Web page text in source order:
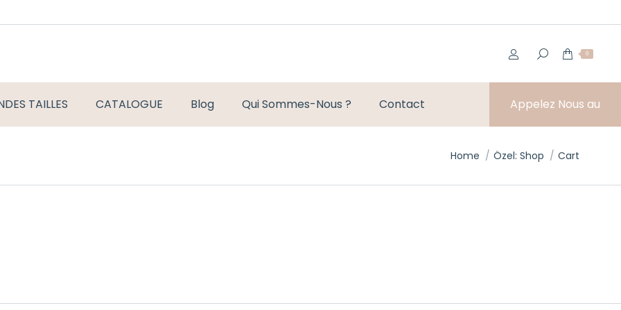
0
TAILLES CATALOGUE Blog Qui Sommes-Nous ? Contact Appelez Nous au
You are here:
Home Özel: Shop Cart